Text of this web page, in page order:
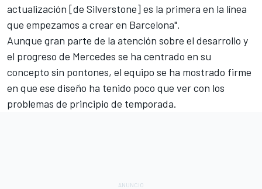
actualización [de Silverstone] es la primera en la línea
que empezamos a crear en Barcelona".
Aunque gran parte de la atención sobre el desarrollo y
el progreso de Mercedes se ha centrado en su
concepto sin pontones, el equipo se ha mostrado firme
en que ese diseño ha tenido poco que ver con los
problemas de principio de temporada.